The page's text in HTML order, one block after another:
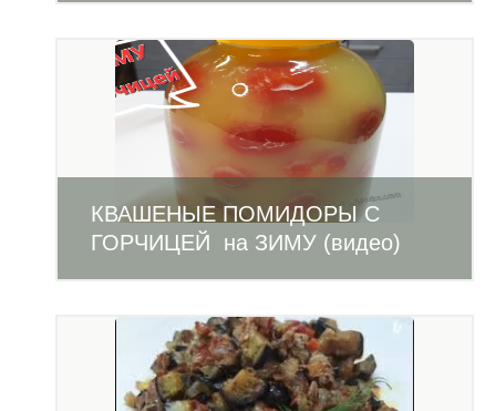
КВАШЕНЫЕ ПОМИДОРЫ С
ГОРЧИЦЕЙ на ЗИМУ (видео)